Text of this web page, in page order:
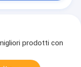
prodotti con